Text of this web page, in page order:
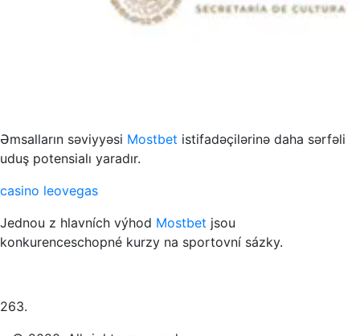
Əmsalların səviyyəsi Mostbet istifadəçilərinə daha sərfəli
uduş potensialı yaradır.
casino leovegas
Jednou z hlavních výhod Mostbet jsou
konkurenceschopné kurzy na sportovní sázky.
263.